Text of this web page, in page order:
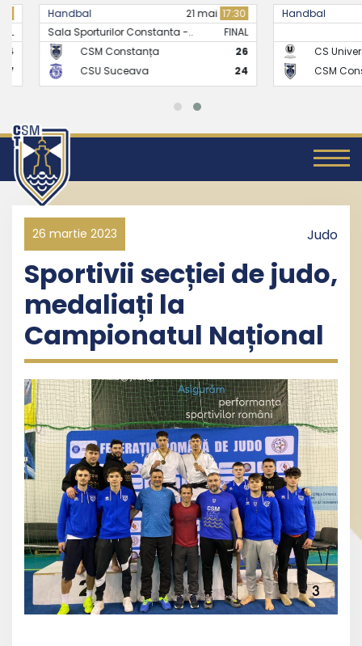
Handbal 21 mai 17:30
Sala Sporturilor Constanta -..
CSM Constanța
CSU Suceava
Handbal
CS
CSM
26 martie 2023 Judo
Sportivii secției de judo,
medaliați la
Campionatul Național